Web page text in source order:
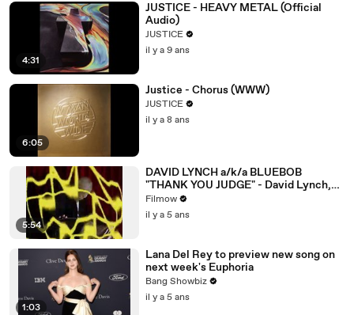
4:31
JUSTICE - HEAVY METAL (Official
Audio)
JUSTICE
il y a 9 ans
6:05
Justice - Chorus (WWW)
JUSTICE
il y a 8 ans
5:54
DAVID LYNCH a/k/a BLUEBOB
"THANK YOU JUDGE" - David Lynch,
John Neff, Naomi Watts & Eli Roth.
Filmow
il y a 5 ans
1:03
Lana Del Rey to preview new song on
next week's Euphoria
Bang Showbiz
il y a 5 ans